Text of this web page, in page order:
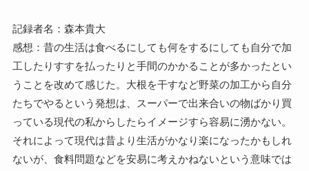
記録者名：森本貴大
感想：昔の生活は食べるにしても何をするにしても自分で加
工したりすすを払ったりと手間のかかることが多かったとい
うことを改めて感じた。大根を干すなど野菜の加工から自分
たちでやるという発想は、スーパーで出来合いの物ばかり買
っている現代の私からしたらイメージすら容易に湧かない。
それによって現代は昔より生活がかなり楽になったかもしれ
ないが、食料問題などを安易に考えかねないという意味では